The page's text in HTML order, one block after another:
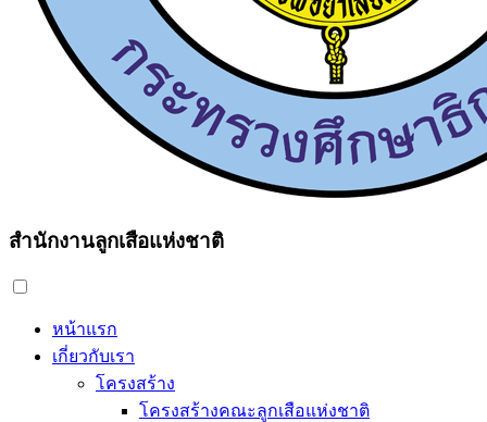
สำนักงานลูกเสือแห่งชาติ
หน้าแรก
เกี่ยวกับเรา
โครงสร้าง
โครงสร้างคณะลูกเสือแห่งชาติ